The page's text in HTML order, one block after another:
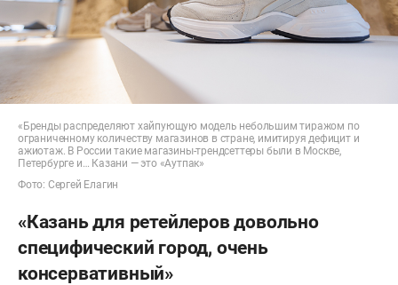
«Бренды распределяют хайпующую модель небольшим тиражом по
ограниченному количеству магазинов в стране, имитируя дефицит и
ажиотаж. В России такие магазины-трендсеттеры были в Москве,
Петербурге и… Казани — это «Аутпак»
Фото: Сергей Елагин
«Казань для ретейлеров довольно
специфический город, очень
консервативный»